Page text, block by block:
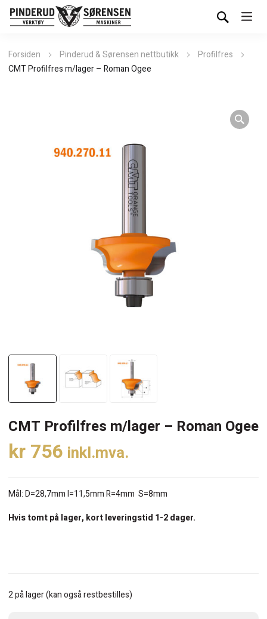
Forsiden Pinderud & Sørensen nettbutikk
Profilfres
CMT Profilfres m/lager – Roman Ogee
CMT Profilfres m/lager – Roman Ogee
kr756 inkl.mva.
Mål: D=28,7mm I=11,5mm R=4mm S=8mm
Hvis tomt på lager, kort leveringstid 1-2 dager.
2 på lager (kan også restbestilles)